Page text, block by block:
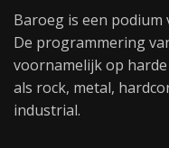
Baroeg is een
De programmering
voornamelijk op
als rock, metal,
industrial.